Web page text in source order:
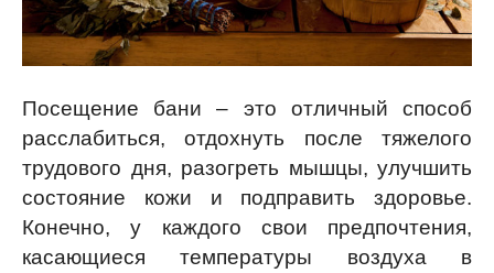
Посещение бани – это отличный способ
расслабиться, отдохнуть после тяжелого
трудового дня, разогреть мышцы, улучшить
состояние кожи и подправить здоровье.
Конечно, у каждого свои предпочтения,
касающиеся температуры воздуха в